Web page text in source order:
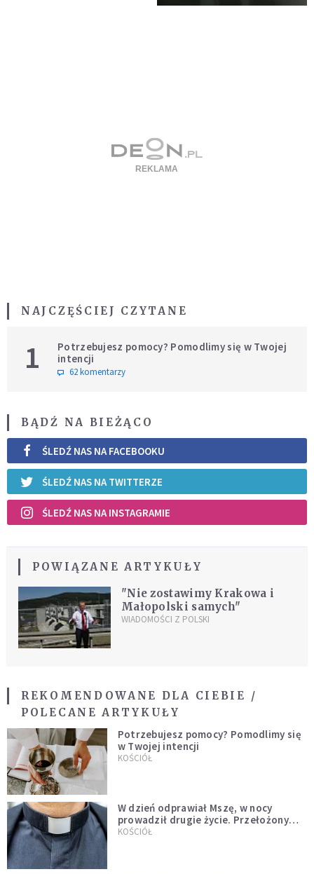
NAJCZĘŚCIEJ CZYTANE
1
Potrzebujesz pomocy? Pomodlimy się w Twojej
intencji
62 komentarzy
BĄDŹ NA BIEŻĄCO
ŚLEDŹ NAS NA FACEBOOKU
ŚLEDŹ NAS NA TWITTERZE
ŚLEDŹ NAS NA INSTAGRAMIE
POWIĄZANE ARTYKUŁY
"Nie zostawimy Krakowa i
Małopolski samych"
WIADOMOŚCI Z POLSKI
REKOMENDOWANE DLA CIEBIE /
POLECANE ARTYKUŁY
Potrzebujesz pomocy? Pomodlimy się
w Twojej intencji
KOŚCIÓŁ
W dzień odprawiał Mszę, w nocy
prowadził drugie życie. Przełożony
kazał mu opuścić zakon
KOŚCIÓŁ